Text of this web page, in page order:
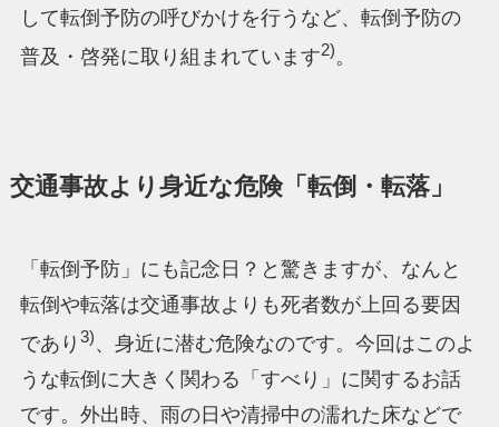
して転倒予防の呼びかけを行うなど、転倒予防の
普及・啓発に取り組まれています2)。
交通事故より身近な危険「転倒・転落」
「転倒予防」にも記念日？と驚きますが、なんと
転倒や転落は交通事故よりも死者数が上回る要因
であり 3)、身近に潜む危険なのです。今回はこのよ
うな転倒に大きく関わる「すべり」に関するお話
です。外出時、雨の日や清掃中の濡れた床などで